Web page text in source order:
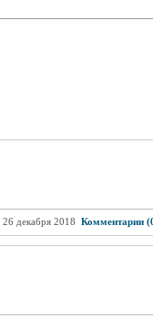
26 декабря 2018 Комментарии